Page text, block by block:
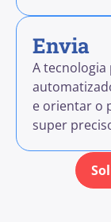
Envia
A
e orientar o
super